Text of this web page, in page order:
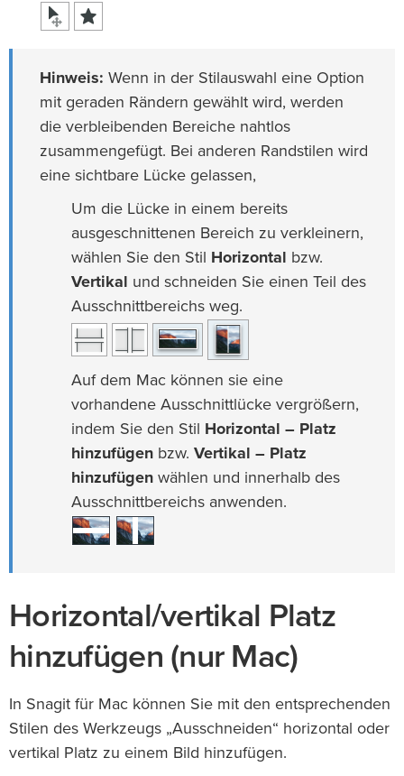
Hinweis: Wenn in der Stilauswahl eine Option
mit geraden Rändern gewählt wird, werden
die verbleibenden Bereiche nahtlos
zusammengefügt. Bei anderen Randstilen wird
eine sichtbare Lücke gelassen,
Um die Lücke in einem bereits
ausgeschnittenen Bereich zu verkleinern,
wählen Sie den Stil
Horizontal
bzw.
Vertikal
und schneiden Sie einen Teil des
Ausschnittbereichs weg.
Auf dem Mac können sie eine
vorhandene Ausschnittlücke vergrößern,
indem Sie den Stil
Horizontal – Platz
hinzufügen bzw. Vertikal – Platz
hinzufügen wählen und innerhalb des
Ausschnittbereichs anwenden.
Horizontal/vertikal Platz
hinzufügen (nur Mac)
In Snagit für Mac können Sie mit den entsprechenden
Stilen des Werkzeugs „Ausschneiden“ horizontal oder
vertikal Platz zu einem Bild hinzufügen.